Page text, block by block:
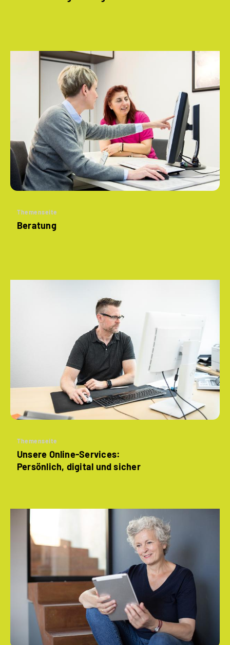
Themenseite
Beratung
Themenseite
Unsere Online-Services:
Persönlich, digital und sicher